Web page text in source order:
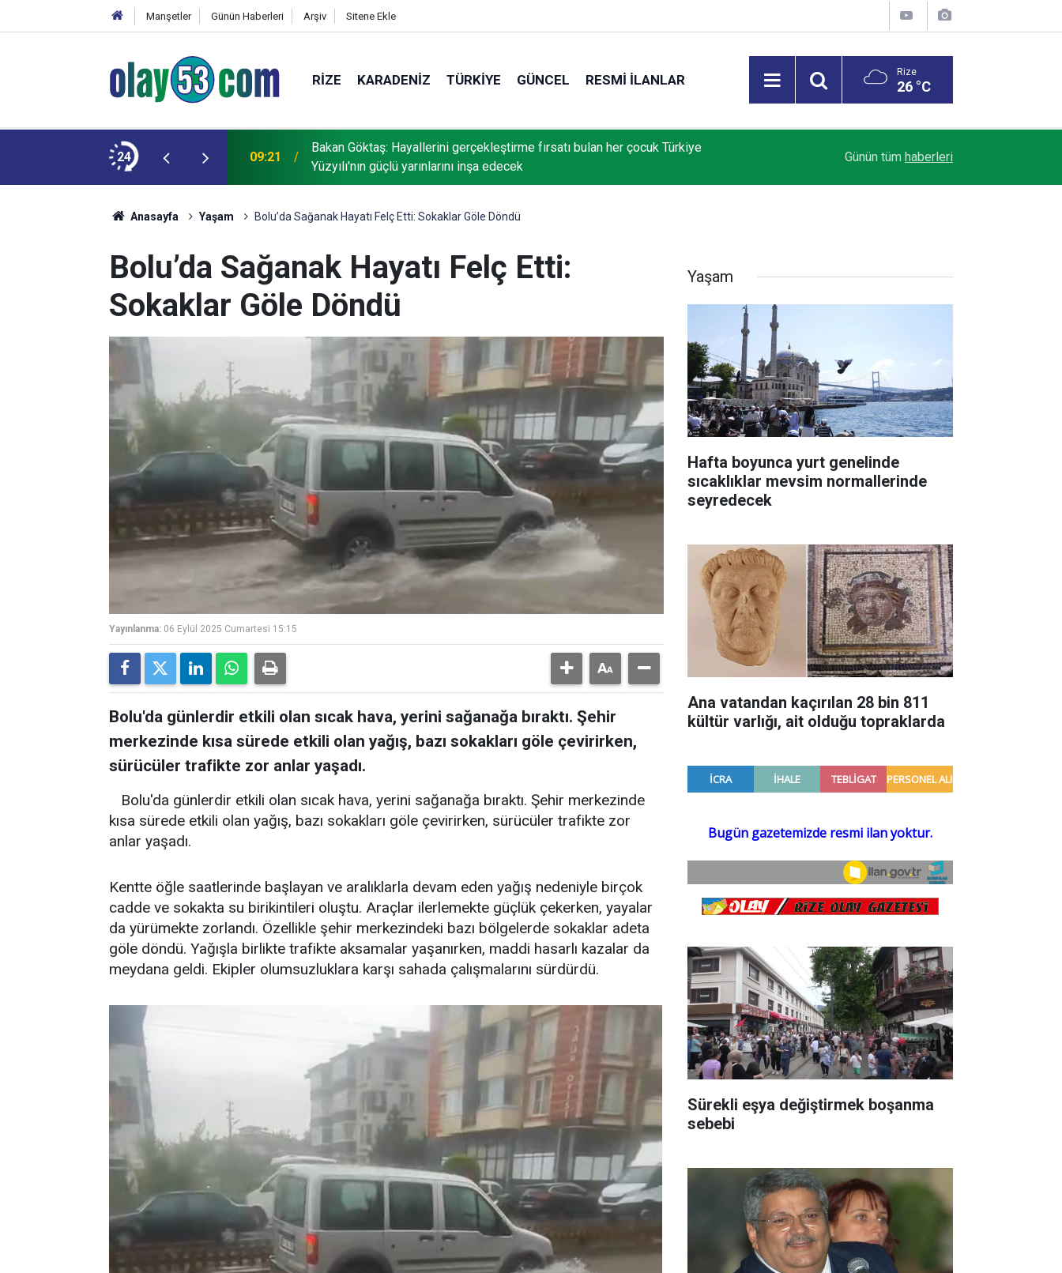
Manşetler Günün Haberleri Arşiv Sitene Ekle
RIZE KARADENIZ TÜRKIYE GÜNCEL RESMI İLANLAR Rize
26 °C
24
"TOLUN P" hedefi tam isabetle vurdu 09:21
Bakan Göktaş: Hayallerini gerçekleştirme fırsatı bulan her çocuk Türkiye
Yüzyılı'nın güçlü yarınlarını inşa edecek
Adalet Bakanı Gürlek: Çözülememiş karanlıkta
Günün tüm haberleri
Anasayfa Yaşam Bolu’da Sağanak Hayatı Felç Etti: Sokaklar Göle Döndü
Bolu’da Sağanak Hayatı Felç Etti:
Sokaklar Göle Döndü
Yayınlanma: 06 Eylül 2025 Cumartesi 15:15
Bolu'da günlerdir etkili olan sıcak hava, yerini sağanağa bıraktı. Şehir
merkezinde kısa sürede etkili olan yağış, bazı sokakları göle çevirirken,
sürücüler trafikte zor anlar yaşadı.
Bolu'da günlerdir etkili olan sıcak hava, yerini sağanağa bıraktı. Şehir merkezinde
kısa sürede etkili olan yağış, bazı sokakları göle çevirirken, sürücüler trafikte zor
anlar yaşadı.
Kentte öğle saatlerinde başlayan ve aralıklarla devam eden yağış nedeniyle birçok
cadde ve sokakta su birikintileri oluştu. Araçlar ilerlemekte güçlük çekerken, yayalar
da yürümekte zorlandı. Özellikle şehir merkezindeki bazı bölgelerde sokaklar adeta
göle döndü. Yağışla birlikte trafikte aksamalar yaşanırken, maddi hasarlı kazalar da
meydana geldi. Ekipler olumsuzluklara karşı sahada çalışmalarını sürdürdü.
Yaşam
Hafta boyunca yurt genelinde
sıcaklıklar mevsim normallerinde
seyredecek
Ana vatandan kaçırılan 28 bin 811
kültür varlığı, ait olduğu topraklarda
Sürekli eşya değiştirmek boşanma
sebebi